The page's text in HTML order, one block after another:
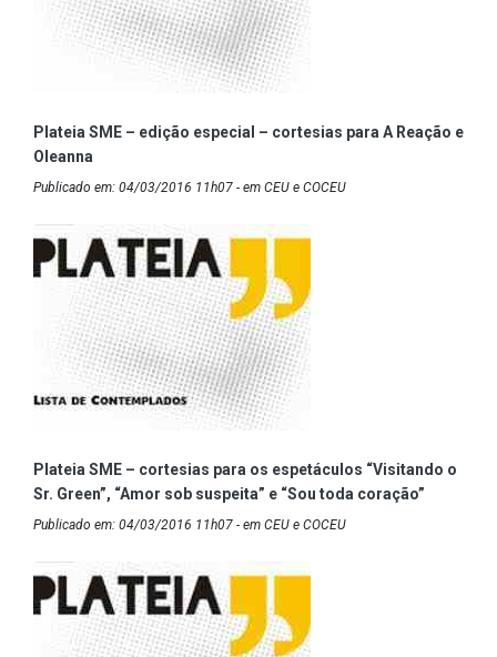
Plateia SME – edição especial – cortesias para A Reação e
Oleanna
Publicado em: 04/03/2016 11h07 - em CEU e COCEU
Plateia SME – cortesias para os espetáculos “Visitando o
Sr. Green”, “Amor sob suspeita” e “Sou toda coração”
Publicado em: 04/03/2016 11h07 - em CEU e COCEU